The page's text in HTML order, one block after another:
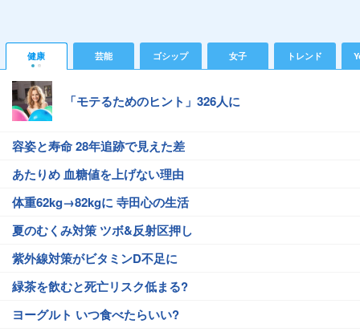
健康 芸能 ゴシップ 女子 トレンド
「モテるためのヒント」326人に
容姿と寿命 28年追跡で見えた差
あたりめ 血糖値を上げない理由
体重62kg→82kgに 寺田心の生活
夏のむくみ対策 ツボ&反射区押し
紫外線対策がビタミンD不足に
緑茶を飲むと死亡リスク低まる?
ヨーグルト いつ食べたらいい?